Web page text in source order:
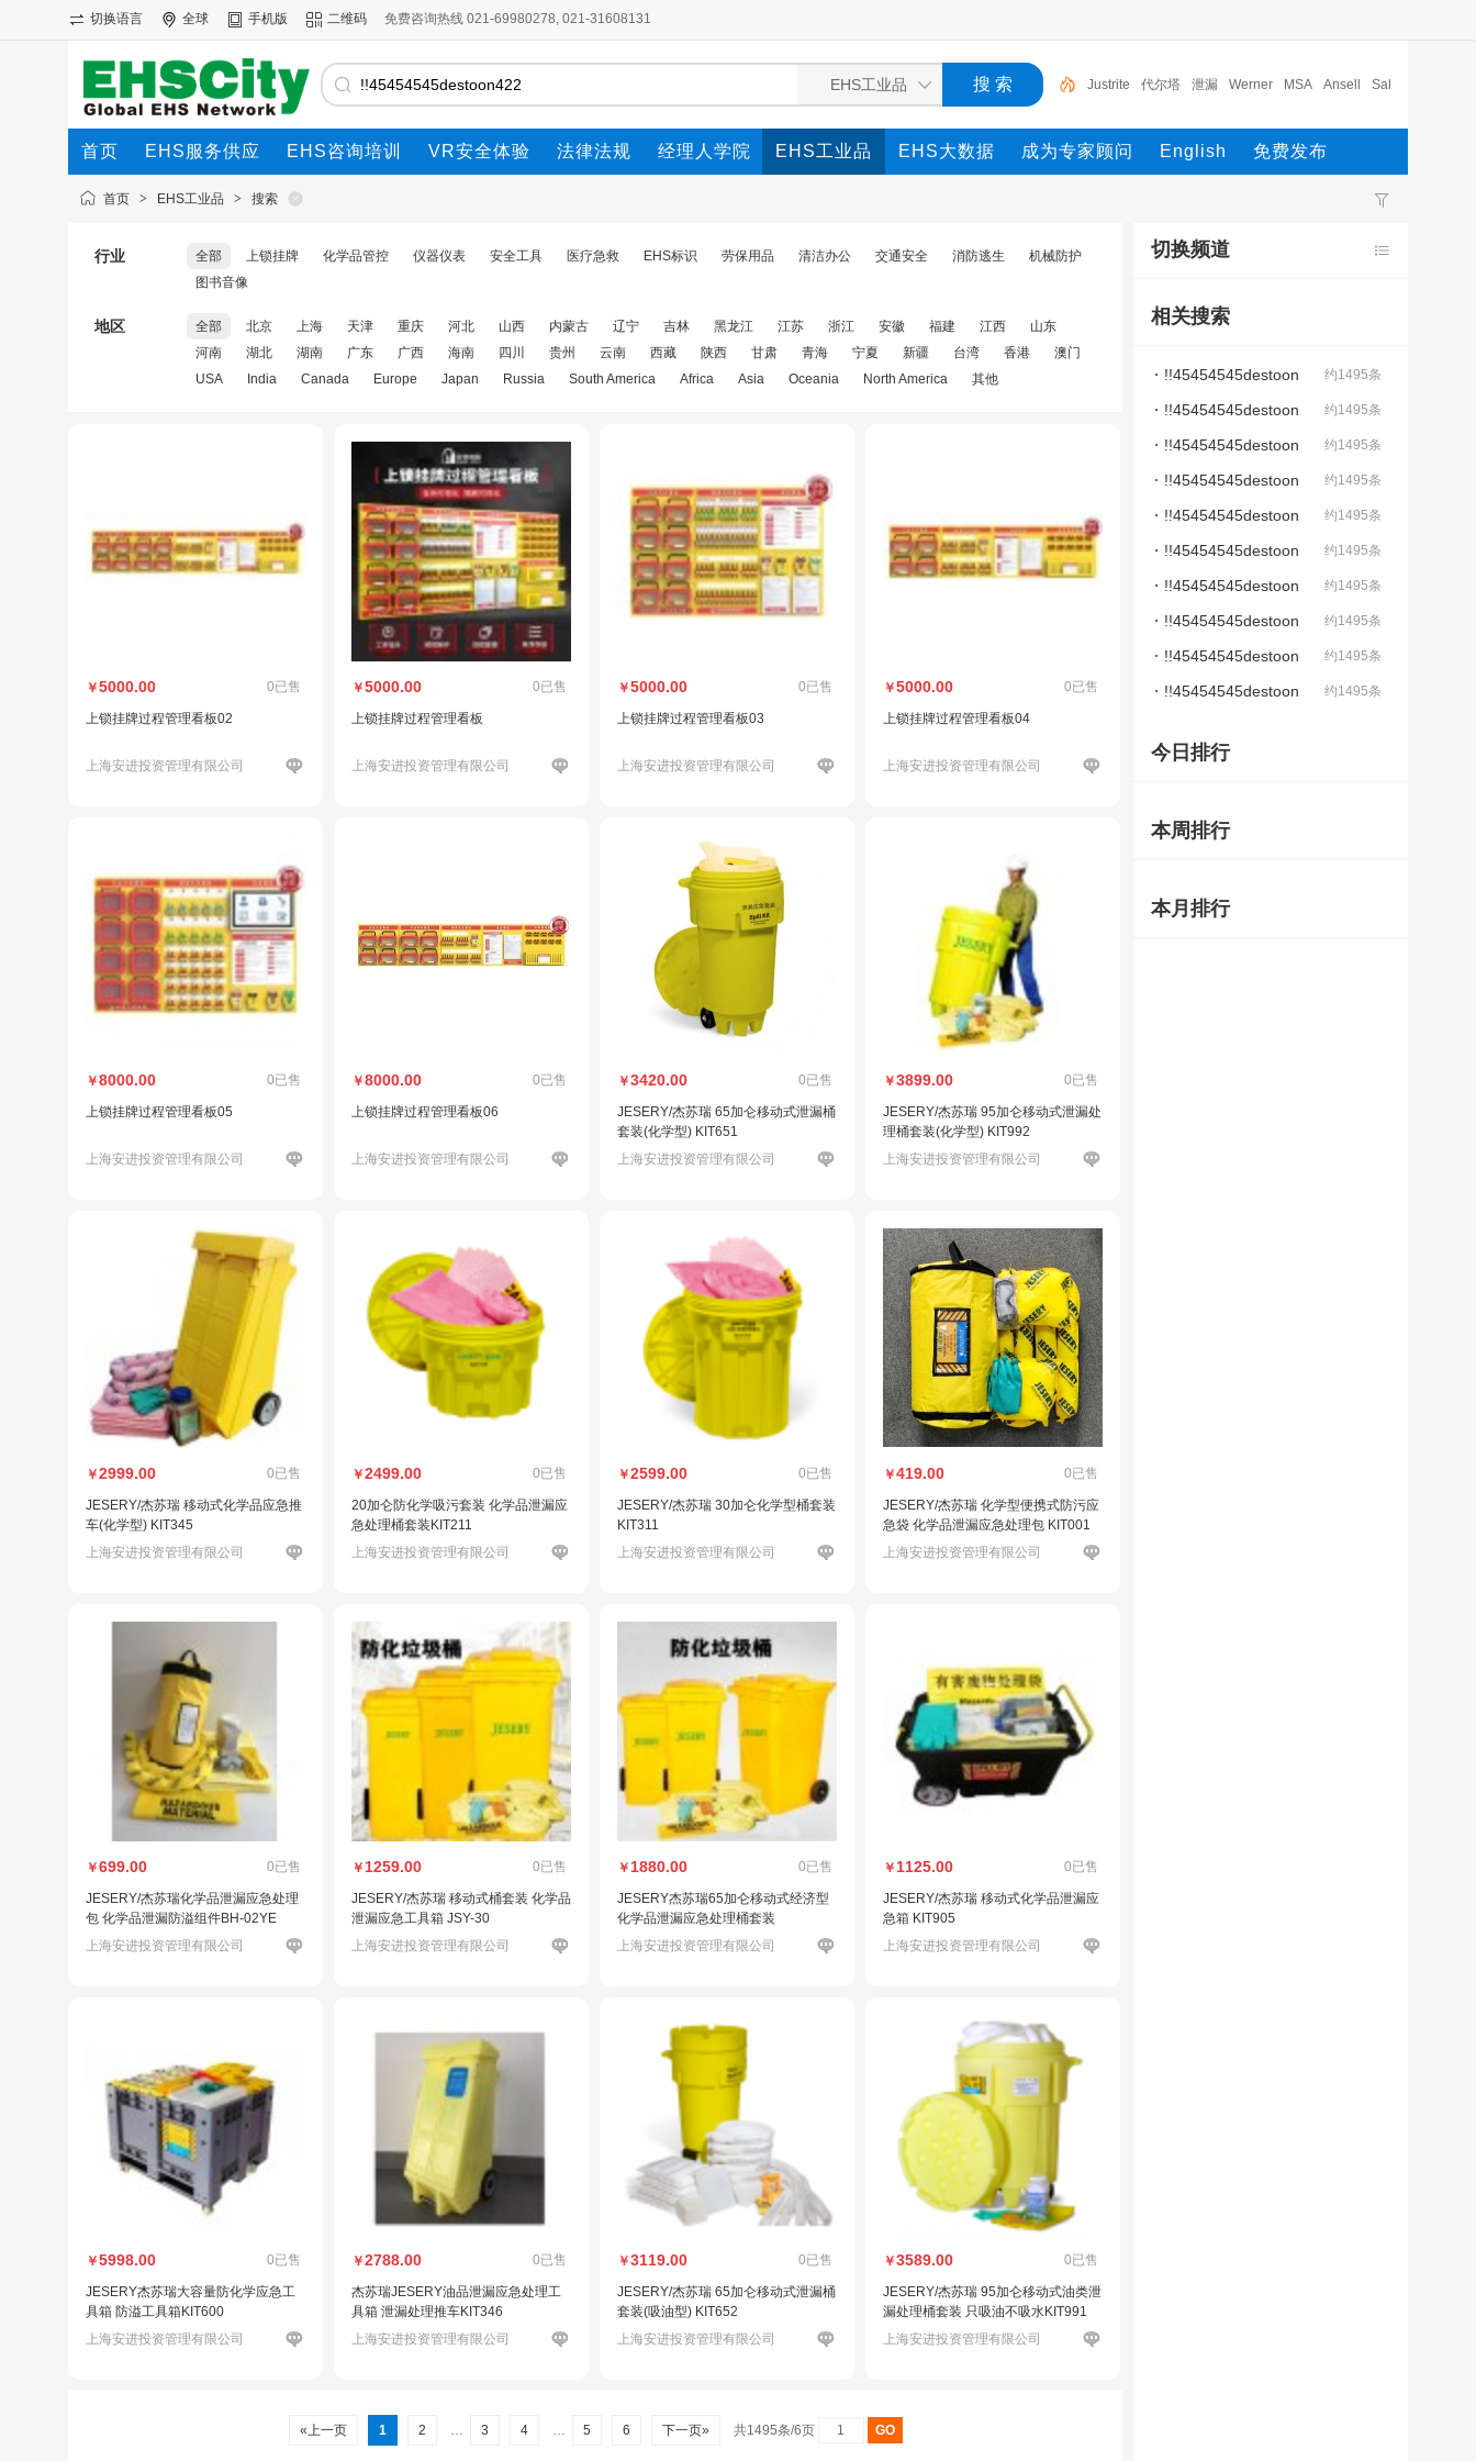
切换语言 全球 手机版 二维码 免费咨询热线 021-69980278, 021-31608131
Justrite 代尔塔 泄漏 Werner MSA Ansell Sal
a 杜邦 锁具 Masterlock
首页 EHS服务供应 EHS咨询培训 VR安全体验 法律法规 经理人学院 EHS工业品 EHS大数据 成为专家顾问 English 免费发布
首页 > EHS工业品 > 搜索
行业 全部 上锁挂牌 化学品管控 仪器仪表 安全工具 医疗急救 EHS标识 劳保用品 清洁办公 交通安全 消防逃生
机械防护
图书音像
地区 全部 北京 上海 天津 重庆 河北 山西 内蒙古 辽宁 吉林 黑龙江 江苏 浙江 安徽 福建 江西
山东
河南
湖北 湖南 广东 广西 海南 四川 贵州 云南 西藏 陕西 甘肃 青海 宁夏 新疆 台湾 香港
澳门
USA
India Canada Europe Japan Russia South America Africa Asia Oceania North America 其他
￥5000.00 0已售
上锁挂牌过程管理看板02
上海安进投资管理有限公司
￥5000.00 0已售
上锁挂牌过程管理看板
上海安进投资管理有限公司
￥5000.00 0已售
上锁挂牌过程管理看板03
上海安进投资管理有限公司
￥5000.00 0已售
上锁挂牌过程管理看板04
上海安进投资管理有限公司
￥8000.00 0已售
上锁挂牌过程管理看板05
上海安进投资管理有限公司
￥8000.00 0已售
上锁挂牌过程管理看板06
上海安进投资管理有限公司
￥3420.00 0已售
JESERY/杰苏瑞 65加仑移动式泄漏桶
套装(化学型) KIT651
上海安进投资管理有限公司
￥3899.00 0已售
JESERY/杰苏瑞 95加仑移动式泄漏处
理桶套装(化学型) KIT992
上海安进投资管理有限公司
￥2999.00 0已售
JESERY/杰苏瑞 移动式化学品应急推
车(化学型) KIT345
上海安进投资管理有限公司
￥2499.00 0已售
20加仑防化学吸污套装 化学品泄漏应
急处理桶套装KIT211
上海安进投资管理有限公司
￥2599.00 0已售
JESERY/杰苏瑞 30加仑化学型桶套装
KIT311
上海安进投资管理有限公司
￥419.00 0已售
JESERY/杰苏瑞 化学型便携式防污应
急袋 化学品泄漏应急处理包 KIT001
上海安进投资管理有限公司
￥699.00 0已售
JESERY/杰苏瑞化学品泄漏应急处理
包 化学品泄漏防溢组件BH-02YE
上海安进投资管理有限公司
￥ 1259.00 0已售
JESERY/杰苏瑞 移动式桶套装 化学品
泄漏应急工具箱 JSY-30
上海安进投资管理有限公司
￥ 1880.00 0已售
JESERY杰苏瑞65加仑移动式经济型
化学品泄漏应急处理桶套装
上海安进投资管理有限公司
￥ 1125.00 0已售
JESERY/杰苏瑞 移动式化学品泄漏应
急箱 KIT905
上海安进投资管理有限公司
￥5998.00 0已售
JESERY杰苏瑞大容量防化学应急工
具箱 防溢工具箱KIT600
上海安进投资管理有限公司
￥2788.00 0已售
杰苏瑞JESERY油品泄漏应急处理工
具箱 泄漏处理推车KIT346
上海安进投资管理有限公司
￥3119.00 0已售
JESERY/杰苏瑞 65加仑移动式泄漏桶
套装(吸油型) KIT652
上海安进投资管理有限公司
￥3589.00 0已售
JESERY/杰苏瑞 95加仑移动式油类泄
漏处理桶套装 只吸油不吸水KIT991
上海安进投资管理有限公司
«上一页 1 2 … 3 4 … 5 6 下一页» 共1495条/6页
切换频道
相关搜索
约1495条
!!45454545destoon
4222destoon#9
约1495条
!!45454545destoon
4224
约1495条
!!45454545destoon
4224destoon
约1495条
!!45454545destoon
422destoon
约1495条
!!45454545destoon
4222
约1495条
!!45454545destoon
4224destoon#9
约1495条
!!45454545destoon
4224destoonde
约1495条
!!45454545destoon
422destoondes
约1495条
!!45454545destoon
4222destoonde
约1495条
!!45454545destoon
今日排行
本周排行
本月排行